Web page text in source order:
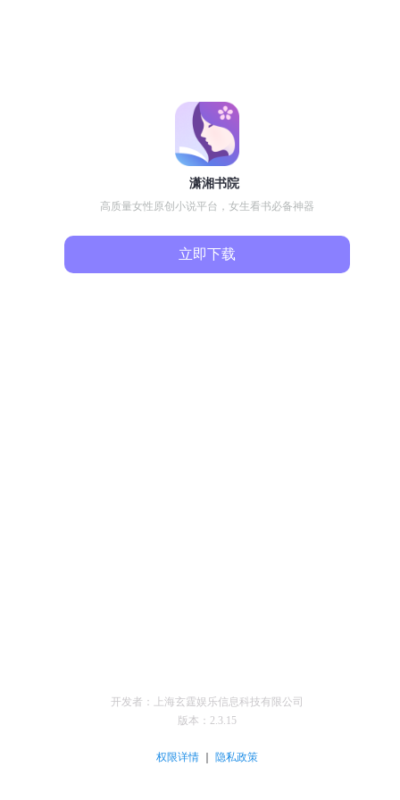
潇湘书院
高质量女性原创小说平台，女生看书必备神器
立即下载
开发者：上海玄霆娱乐信息科技有限公司
版本： 2.3.15
权限详情 ｜ 隐私政策